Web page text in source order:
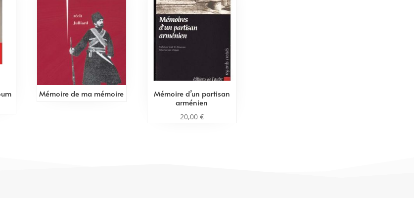
Mémoire de ma mémoire
Mémoire d’un partisan
arménien
20,00 €